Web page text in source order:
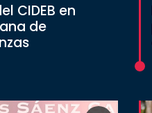
CIDEB en
de